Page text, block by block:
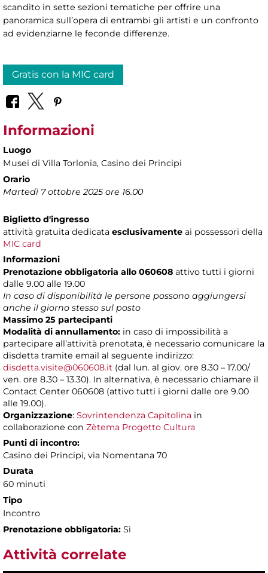
scandito in sette sezioni tematiche per offrire una
panoramica sull’opera di entrambi gli artisti e un confronto
ad evidenziarne le feconde differenze.
Gratis con la MIC card
Informazioni
Luogo
Musei di Villa Torlonia, Casino dei Principi
Orario
Martedì 7 ottobre 2025 ore 16.00
Biglietto d'ingresso
attività gratuita dedicata esclusivamente ai possessori della
MIC card
Informazioni
Prenotazione obbligatoria allo 060608 attivo tutti i giorni
dalle 9.00 alle 19.00
In caso di disponibilità le persone possono aggiungersi
anche il giorno stesso sul posto
Massimo 25 partecipanti
Modalità di annullamento: in caso di impossibilità a
partecipare all’attività prenotata, è necessario comunicare la
disdetta tramite email al seguente indirizzo:
disdetta.visite@060608.it (dal lun. al giov. ore 8.30 – 17.00/
ven. ore 8.30 – 13.30). In alternativa, è necessario chiamare il
Contact Center 060608 (attivo tutti i giorni dalle ore 9.00
alle 19.00).
Organizzazione: Sovrintendenza Capitolina in
collaborazione con Zètema Progetto Cultura
Punti di incontro:
Casino dei Principi, via Nomentana 70
Durata
60 minuti
Tipo
Incontro
Prenotazione obbligatoria: Sì
Attività correlate